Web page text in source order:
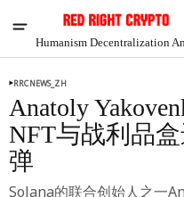
Humanism Decentralization
RRCNEWS_ZH
Anatoly
NFT与战利品
弹
Solana的联合创始人之一